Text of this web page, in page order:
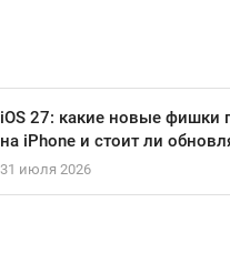
iOS 27: какие новые фишки
на iPhone и стоит ли
31 июля 2026